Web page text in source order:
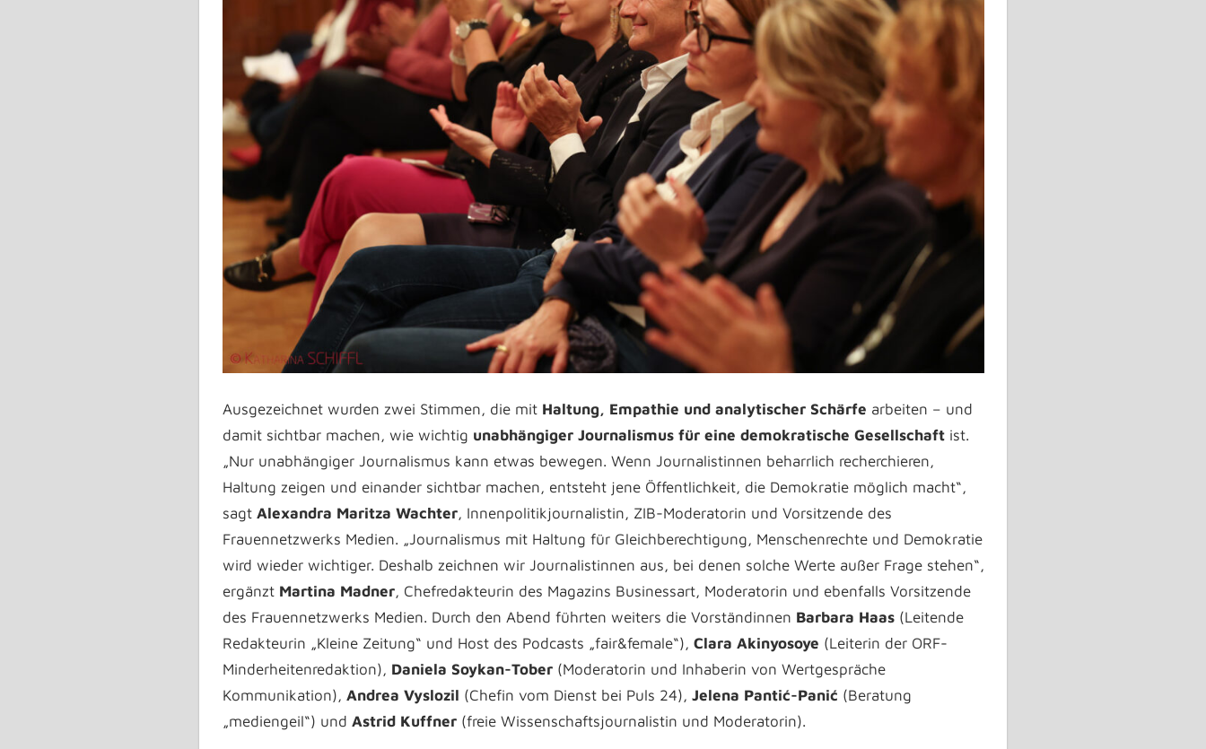
Ausgezeichnet wurden zwei Stimmen, die mit Haltung, Empathie und analytischer Schärfe arbeiten – und
damit sichtbar machen, wie wichtig unabhängiger Journalismus für eine demokratische Gesellschaftist.
„Nur unabhängiger Journalismus kann etwas bewegen. Wenn Journalistinnen beharrlich recherchieren,
Haltung zeigen und einander sichtbar machen, entsteht jene Öffentlichkeit, die Demokratie möglich macht“,
sagt Alexandra Maritza Wachter, Innenpolitikjournalistin, ZIB-Moderatorin und Vorsitzende des
Frauennetzwerks Medien. „Journalismus mit Haltung für Gleichberechtigung, Menschenrechte und Demokratie
wird wieder wichtiger. Deshalb zeichnen wir Journalistinnen aus, bei denen solche Werte außer Frage stehen“,
ergänzt Martina Madner, Chefredakteurin des Magazins Businessart, Moderatorin und ebenfalls Vorsitzende
des Frauennetzwerks Medien. Durch den Abend führten weiters die Vorständinnen Barbara Haas(Leitende
Redakteurin „Kleine Zeitung“ und Host des Podcasts „fair&female“), Clara Akinyosoye (Leiterin der ORF-
Minderheitenredaktion), Daniela Soykan-Tober (Moderatorin und Inhaberin von Wertgespräche
Kommunikation), Andrea Vyslozil (Chefin vom Dienst bei Puls 24), Jelena Pantić-Panić (Beratung
„mediengeil“) und Astrid Kuffner(freie Wissenschaftsjournalistin und Moderatorin).